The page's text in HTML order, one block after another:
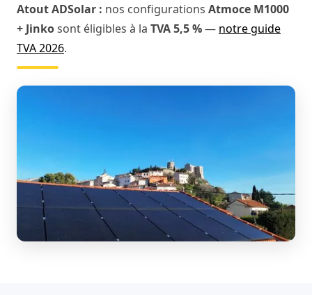
Atout ADSolar : nos configurations Atmoce M1000
+ Jinkosont éligibles à la TVA 5,5 %— notre guide
TVA 2026.